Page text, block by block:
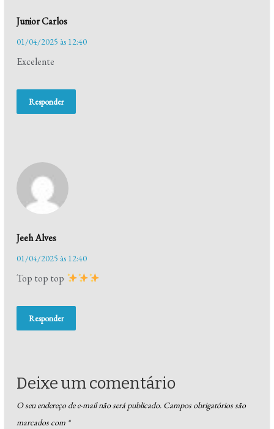
Junior Carlos
01/04/2025 às 12:40
Excelente
Responder
Jeeh Alves
01/04/2025 às 12:40
Top top top
Responder
Deixe um comentário
O seu endereço de e-mail não será publicado. Campos obrigatórios são
marcados com *